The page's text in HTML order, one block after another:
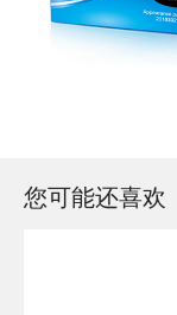
您可能还喜欢